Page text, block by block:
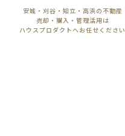
安城・刈谷・知立・高浜の不動産
売却・購入・管理活用は
ハウスプロダクトへお任せください